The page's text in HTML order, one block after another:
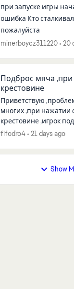
при запуске игры
ошибка Кто
пожалуйста
minerboycz311220
20
Подброс мяча ,при
крестовине
Приветствую
многих ,при нажатии
крестовине ,игрок
исправят
fifodro4 21 days ago
Show